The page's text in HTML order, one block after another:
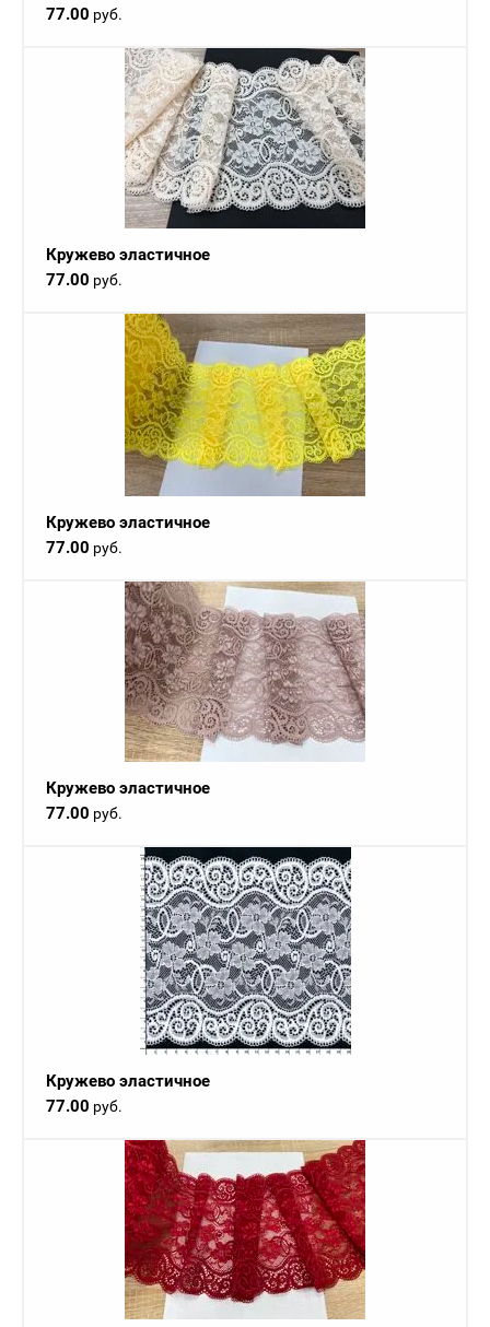
77.00 руб.
Кружево эластичное
77.00 руб.
Кружево эластичное
77.00 руб.
Кружево эластичное
77.00 руб.
Кружево эластичное
77.00 руб.